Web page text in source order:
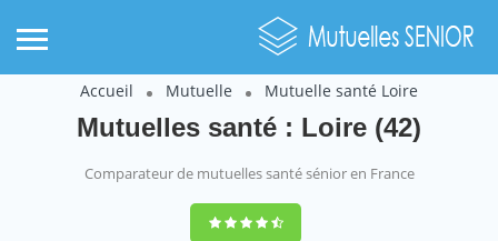
Accueil Mutuelle Mutuelle santé Loire
Mutuelles santé : Loire (42)
Comparateur de mutuelles santé sénior en France